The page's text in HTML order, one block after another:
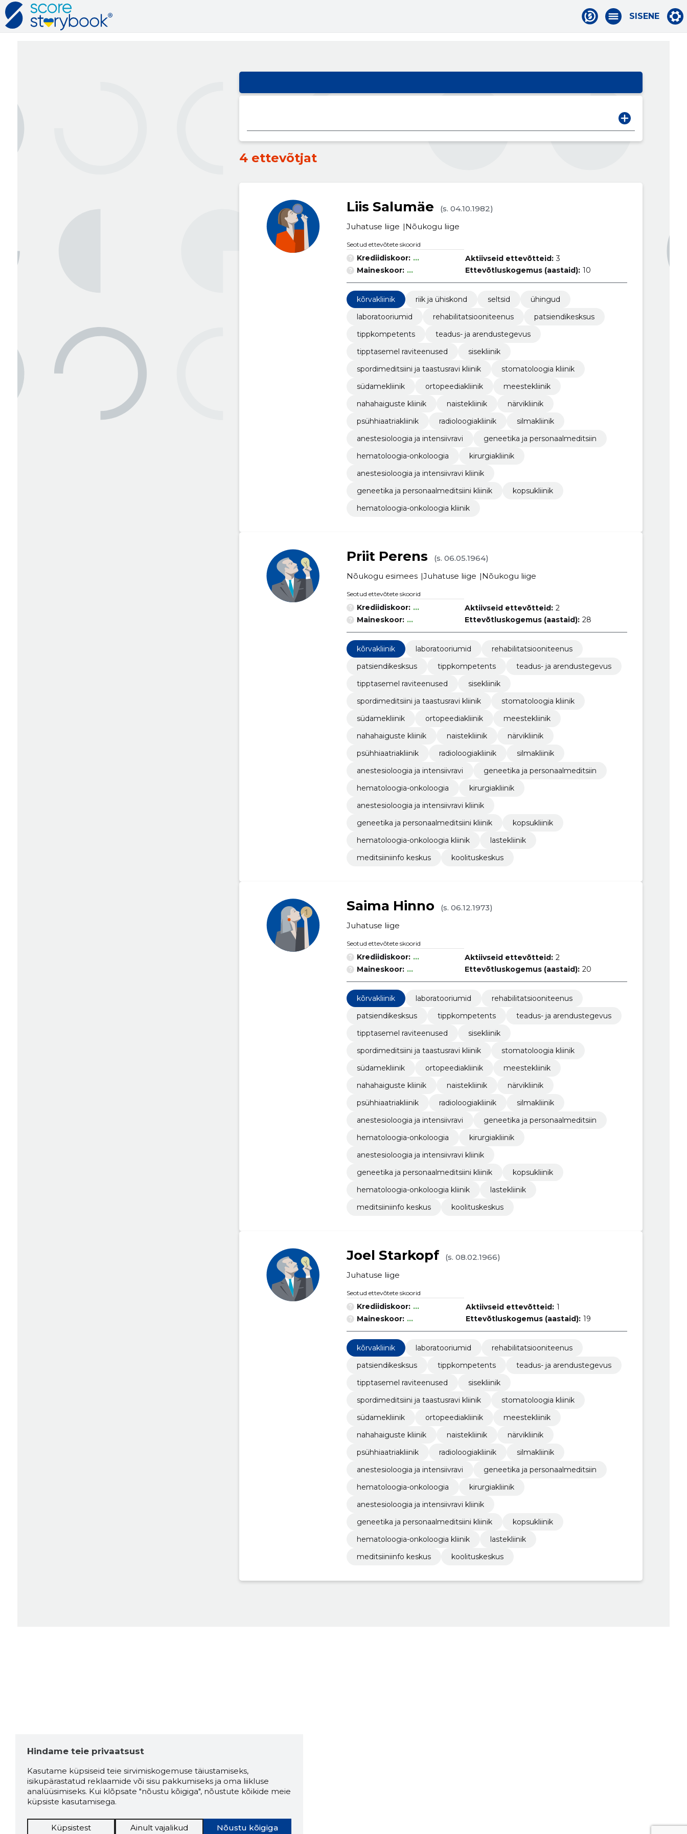
SISENE
4 ettevõtjat
Liis Salumäe
(s. 04.10.1982)
Juhatuse liige
Nõukogu liige
Seotud ettevõtete skoorid
Krediidiskoor: ...
Maineskoor: ...
Aktiivseid ettevõtteid: 3
Ettevõtluskogemus (aastaid): 10
kõrvakliinik riik ja ühiskond seltsid
ühingud
laboratooriumid
rehabilitatsiooniteenus
patsiendikesksus
tippkompetents
teadus- ja arendustegevus
tipptasemel raviteenused
sisekliinik
spordimeditsiini ja taastusravi kliinik
stomatoloogia kliinik
südamekliinik
ortopeediakliinik
meestekliinik
nahahaiguste kliinik
naistekliinik
närvikliinik
psühhiaatriakliinik
radioloogiakliinik
silmakliinik
anestesioloogia ja intensiivravi
geneetika ja personaalmeditsiin
hematoloogia-onkoloogia
kirurgiakliinik
anestesioloogia ja intensiivravi kliinik
geneetika ja personaalmeditsiini kliinik
kopsukliinik
hematoloogia-onkoloogia kliinik
Priit Perens
(s. 06.05.1964)
Nõukogu esimees Juhatuse liige Nõukogu liige
Seotud ettevõtete skoorid
Krediidiskoor: ...
Maineskoor: ...
Aktiivseid ettevõtteid: 2
Ettevõtluskogemus (aastaid): 28
kõrvakliinik laboratooriumid
rehabilitatsiooniteenus
patsiendikesksus
tippkompetents
teadus- ja arendustegevus
tipptasemel raviteenused
sisekliinik
spordimeditsiini ja taastusravi kliinik
stomatoloogia kliinik
südamekliinik
ortopeediakliinik
meestekliinik
nahahaiguste kliinik
naistekliinik
närvikliinik
psühhiaatriakliinik
radioloogiakliinik
silmakliinik
anestesioloogia ja intensiivravi
geneetika ja personaalmeditsiin
hematoloogia-onkoloogia
kirurgiakliinik
anestesioloogia ja intensiivravi kliinik
geneetika ja personaalmeditsiini kliinik
kopsukliinik
hematoloogia-onkoloogia kliinik
lastekliinik
meditsiiniinfo keskus
koolituskeskus
Saima Hinno
(s. 06.12.1973)
Juhatuse liige
Seotud ettevõtete skoorid
Krediidiskoor: ...
Maineskoor: ...
Aktiivseid ettevõtteid: 2
Ettevõtluskogemus (aastaid): 20
kõrvakliinik laboratooriumid
rehabilitatsiooniteenus
patsiendikesksus
tippkompetents
teadus- ja arendustegevus
tipptasemel raviteenused
sisekliinik
spordimeditsiini ja taastusravi kliinik
stomatoloogia kliinik
südamekliinik
ortopeediakliinik
meestekliinik
nahahaiguste kliinik
naistekliinik
närvikliinik
psühhiaatriakliinik
radioloogiakliinik
silmakliinik
anestesioloogia ja intensiivravi
geneetika ja personaalmeditsiin
hematoloogia-onkoloogia
kirurgiakliinik
anestesioloogia ja intensiivravi kliinik
geneetika ja personaalmeditsiini kliinik
kopsukliinik
hematoloogia-onkoloogia kliinik
lastekliinik
meditsiiniinfo keskus
koolituskeskus
Joel Starkopf
(s. 08.02.1966)
Juhatuse liige
Seotud ettevõtete skoorid
Krediidiskoor: ...
Maineskoor: ...
Aktiivseid ettevõtteid: 1
Ettevõtluskogemus (aastaid): 19
kõrvakliinik laboratooriumid
rehabilitatsiooniteenus
patsiendikesksus
tippkompetents
teadus- ja arendustegevus
tipptasemel raviteenused
sisekliinik
spordimeditsiini ja taastusravi kliinik
stomatoloogia kliinik
südamekliinik
ortopeediakliinik
meestekliinik
nahahaiguste kliinik
naistekliinik
närvikliinik
psühhiaatriakliinik
radioloogiakliinik
silmakliinik
anestesioloogia ja intensiivravi
geneetika ja personaalmeditsiin
hematoloogia-onkoloogia
kirurgiakliinik
anestesioloogia ja intensiivravi kliinik
geneetika ja personaalmeditsiini kliinik
kopsukliinik
hematoloogia-onkoloogia kliinik
lastekliinik
meditsiiniinfo keskus
koolituskeskus
Hindame teie privaatsust
Kasutame küpsiseid teie sirvimiskogemuse täiustamiseks,
isikupärastatud reklaamide või sisu pakkumiseks ja oma liikluse
analüüsimiseks. Kui klõpsate "nõustu kõigiga", nõustute kõikide meie
küpsiste kasutamisega.
Nõustu kõigiga
Küpsistest Ainult vajalikud